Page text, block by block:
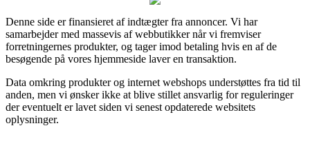
Denne side er finansieret af indtægter fra annoncer. Vi har
samarbejder med massevis af webbutikker når vi fremviser
forretningernes produkter, og tager imod betaling hvis en af de
besøgende på vores hjemmeside laver en transaktion.
Data omkring produkter og internet webshops understøttes fra tid til
anden, men vi ønsker ikke at blive stillet ansvarlig for reguleringer
der eventuelt er lavet siden vi senest opdaterede websitets
oplysninger.